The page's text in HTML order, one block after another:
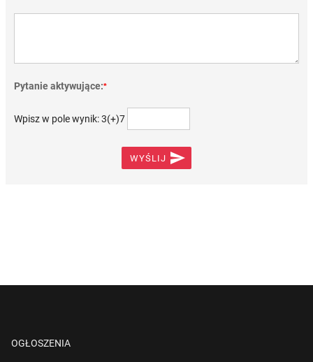
Pytanie aktywujące:*
Wpisz w pole wynik: 3(+)7
WYŚLIJ 
OGŁOSZENIA